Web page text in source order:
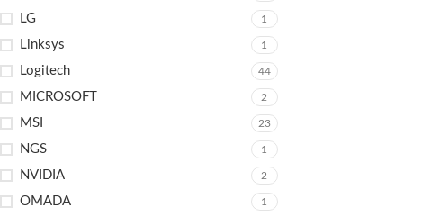
LG 1
Linksys 1
Logitech 44
MICROSOFT 2
MSI 23
NGS 1
NVIDIA 2
OMADA 1